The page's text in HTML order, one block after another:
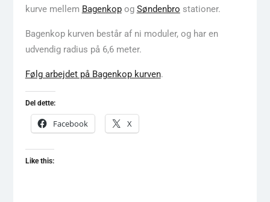
kurve mellem Bagenkopog Søndenbro stationer.
Bagenkop kurven består af ni moduler, og har en
udvendig radius på 6,6 meter.
Følg arbejdet på Bagenkop kurven.
Del dette:
Facebook X
Like this: